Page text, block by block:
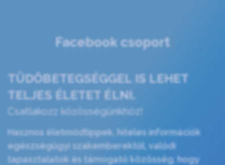
Facebook csoport
TÜDŐBETEGSÉGGEL IS LEHET
TELJES ÉLETET ÉLNI.
Csatlakozz közösségünkhöz!
Hasznos életmódtippek, hiteles információk
egészségügyi szakemberektől, valódi
tapasztalatok és támogató közösség, hogy